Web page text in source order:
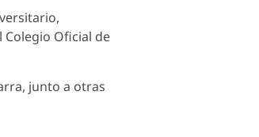
Colegio Oficial de
junto a otras